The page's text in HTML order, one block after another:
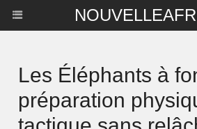
Les Éléphants à
préparation